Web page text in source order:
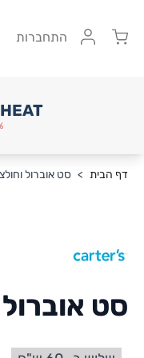
Cart התחברות
דף הבית > סט אוברול
סט אוברול